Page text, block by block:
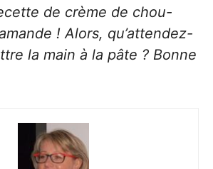
de crème de chou-
! Alors, qu’attendez-
la main à la pâte ? Bonne